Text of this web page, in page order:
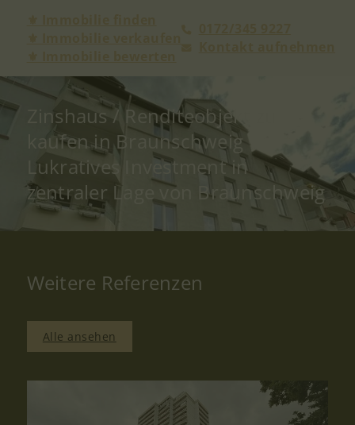
Zinshaus / Renditeobjekt zu
kaufen in Braunschweig
Lukratives Investment in
zentraler Lage von Braunschweig
Weitere Referenzen
Alle ansehen